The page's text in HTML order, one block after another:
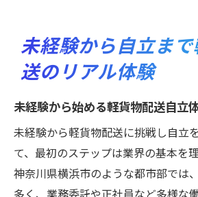
未経験から自立ま
送のリアル体験
未経験から始める軽貨物配送自立
未経験から軽貨物配送に挑戦し自立
て、最初のステップは業界の基本を
神奈川県横浜市のような都市部では
多く、業務委託や正社員など多様な